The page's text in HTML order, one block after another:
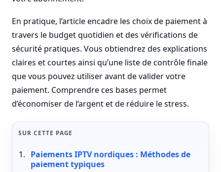
En pratique, l’article encadre les choix de paiement à
travers le budget quotidien et des vérifications de
sécurité pratiques. Vous obtiendrez des explications
claires et courtes ainsi qu’une liste de contrôle finale
que vous pouvez utiliser avant de valider votre
paiement. Comprendre ces bases permet
d’économiser de l’argent et de réduire le stress.
SUR CETTE PAGE
Paiements IPTV nordiques : Méthodes de
paiement typiques